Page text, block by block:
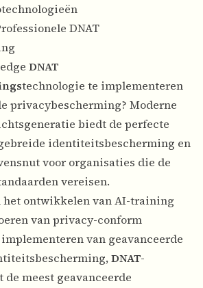
DNAT
DNAT
technologie te implementeren
privacybescherming? Moderne
biedt de perfecte
identiteitsbescherming en
voor organisaties die de
vereisen.
het ontwikkelen van AI-training
van privacy-conform
van geavanceerde
DNAT-
de meest geavanceerde